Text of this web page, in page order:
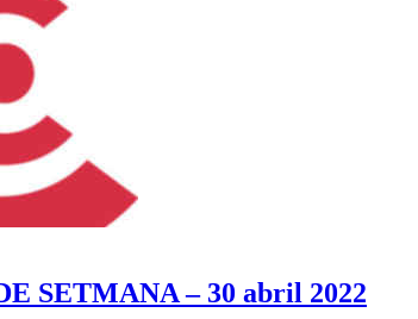
SETMANA – 30 abril 2022